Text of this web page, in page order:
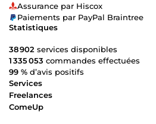
Assurance par Hiscox
Paiements par PayPal Braintree
Statistiques
38 902 services disponibles
1 335 053 commandes effectuées
99 % d’avis positifs
Services
Freelances
ComeUp